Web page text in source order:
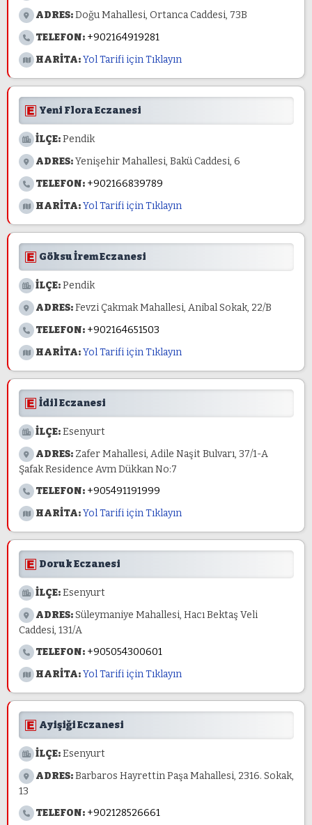
ADRES:Doğu Mahallesi, Ortanca Caddesi, 73B
TELEFON: +902164919281
HARİTA:Yol Tarifi için Tıklayın
Yeni Flora Eczanesi
İLÇE:Pendik
ADRES:Yenişehir Mahallesi, Bakü Caddesi, 6
TELEFON: +902166839789
HARİTA:Yol Tarifi için Tıklayın
Göksu İrem Eczanesi
İLÇE:Pendik
ADRES:Fevzi Çakmak Mahallesi, Anibal Sokak, 22/B
TELEFON: +902164651503
HARİTA:Yol Tarifi için Tıklayın
İdil Eczanesi
İLÇE:Esenyurt
ADRES: Zafer Mahallesi, Adile Naşit Bulvarı, 37/1-A
Şafak Residence Avm Dükkan No:7
TELEFON: +905491191999
HARİTA:Yol Tarifi için Tıklayın
Doruk Eczanesi
İLÇE:Esenyurt
ADRES:Süleymaniye Mahallesi, Hacı Bektaş Veli
Caddesi, 131/A
TELEFON: +905054300601
HARİTA:Yol Tarifi için Tıklayın
Ayişiği Eczanesi
İLÇE:Esenyurt
ADRES:Barbaros Hayrettin Paşa Mahallesi, 2316. Sokak,
13
TELEFON: +902128526661